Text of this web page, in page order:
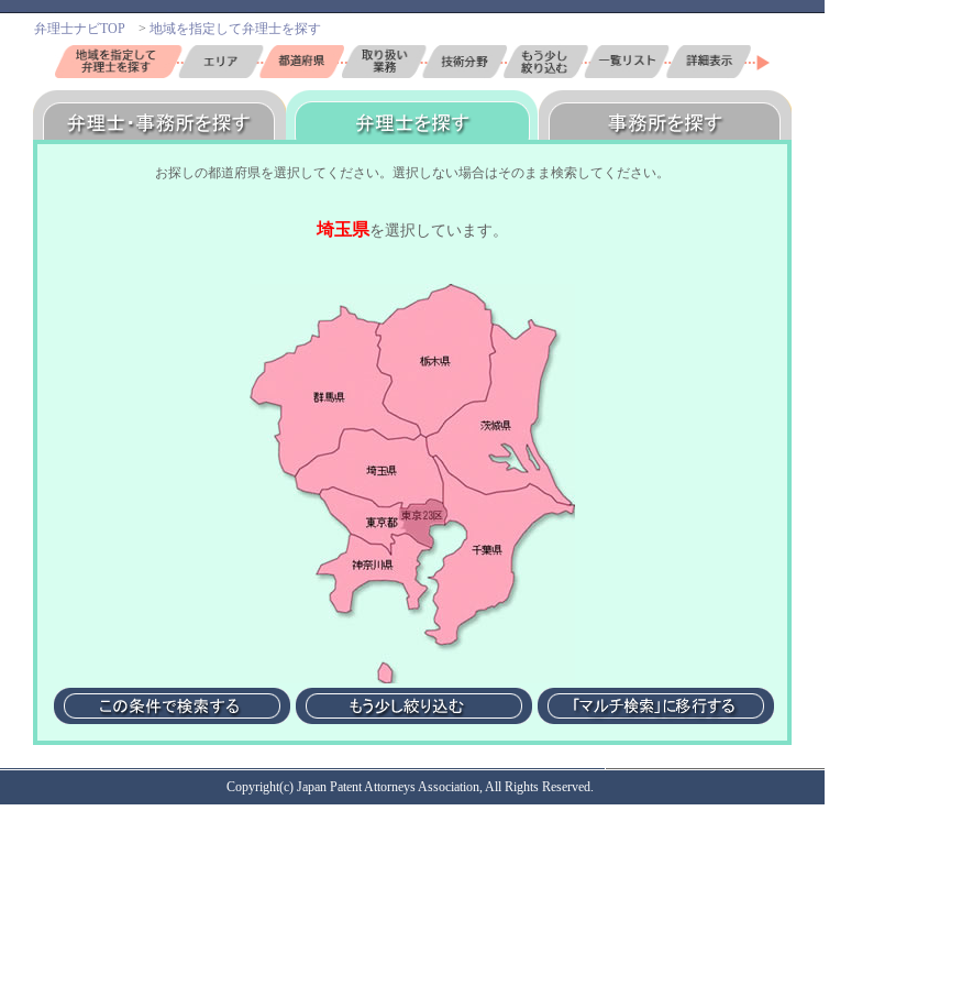
弁理士ナビTOP > 地域を指定して弁理士を探す
お探しの都道府県を選択してください。選択しない場合はそのまま検索してください。
埼玉県を選択しています。
Copyright(c) Japan Patent Attorneys Association, All Rights Reserved.